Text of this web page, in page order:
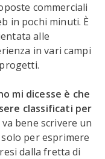
commerciali
in pochi minuti. È
alle
in vari campi
mi dicesse è che
classificati per
va bene scrivere un
per esprimere
dalla fretta di